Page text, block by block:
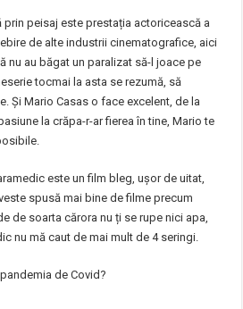
prin peisaj este prestația actoricească a
de alte industrii cinematografice, aici
nu au băgat un paralizat să-l joace pe
tocmai la asta se rezumă, să
Și Mario Casas o face excelent, de la
la crăpa-r-ar fierea în tine, Mario te
este un film bleg, ușor de uitat,
spusă mai bine de filme precum
de soarta cărora nu ți se rupe nici apa,
nu mă caut de mai mult de 4 seringi.
de Covid?